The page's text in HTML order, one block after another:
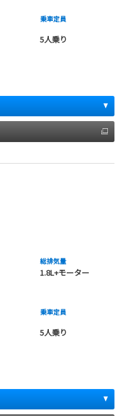
乗車定員
5人乗り
総排気量
1.8L+モーター
乗車定員
5人乗り